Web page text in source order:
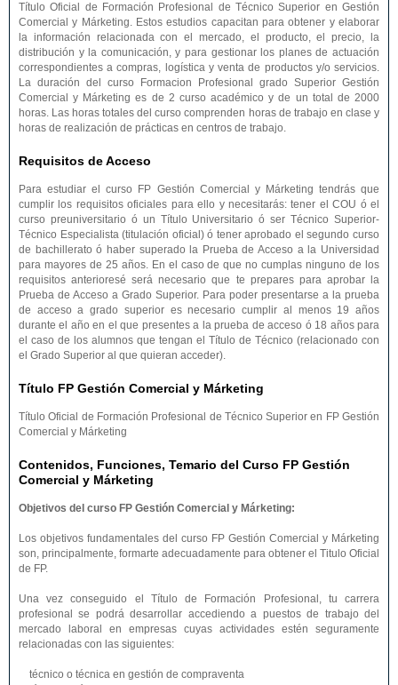
Título Oficial de Formación Profesional de Técnico Superior en Gestión
Comercial y Márketing. Estos estudios capacitan para obtener y elaborar
la información relacionada con el mercado, el producto, el precio, la
distribución y la comunicación, y para gestionar los planes de actuación
correspondientes a compras, logística y venta de productos y/o servicios.
La duración del curso Formacion Profesional grado Superior Gestión
Comercial y Márketing es de 2 curso académico y de un total de 2000
horas. Las horas totales del curso comprenden horas de trabajo en clase y
horas de realización de prácticas en centros de trabajo.
Requisitos de Acceso
Para estudiar el curso FP Gestión Comercial y Márketing tendrás que
cumplir los requisitos oficiales para ello y necesitarás: tener el COU ó el
curso preuniversitario ó un Título Universitario ó ser Técnico Superior-
Técnico Especialista (titulación oficial) ó tener aprobado el segundo curso
de bachillerato ó haber superado la Prueba de Acceso a la Universidad
para mayores de 25 años. En el caso de que no cumplas ninguno de los
requisitos anterioresé será necesario que te prepares para aprobar la
Prueba de Acceso a Grado Superior. Para poder presentarse a la prueba
de acceso a grado superior es necesario cumplir al menos 19 años
durante el año en el que presentes a la prueba de acceso ó 18 años para
el caso de los alumnos que tengan el Título de Técnico (relacionado con
el Grado Superior al que quieran acceder).
Título FP Gestión Comercial y Márketing
Título Oficial de Formación Profesional de Técnico Superior en FP Gestión
Comercial y Márketing
Contenidos, Funciones, Temario del Curso FP Gestión
Comercial y Márketing
Objetivos del curso FP Gestión Comercial y Márketing:
Los objetivos fundamentales del curso FP Gestión Comercial y Márketing
son, principalmente, formarte adecuadamente para obtener el Titulo Oficial
de FP.
Una vez conseguido el Título de Formación Profesional, tu carrera
profesional se podrá desarrollar accediendo a puestos de trabajo del
mercado laboral en empresas cuyas actividades estén seguramente
relacionadas con las siguientes:
técnico o técnica en gestión de compraventa